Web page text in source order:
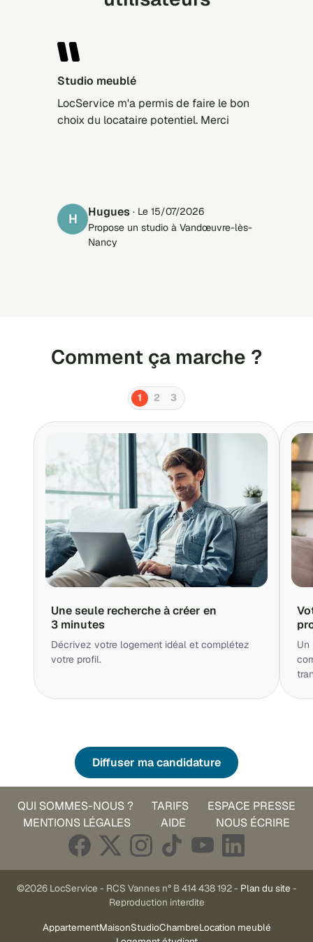
Studio meublé
LocService m'a permis de faire le bon
choix du locataire potentiel. Merci
H Hugues · Le 15/07/2026
Propose un studio à Vandœuvre-lès-
Nancy
Comment ça marche ?
1 2 3
Une seule recherche à créer en
3 minutes
Décrivez votre logement idéal et complétez
votre profil.
Un
Diffuser ma candidature
QUI SOMMES-NOUS ? TARIFS
ESPACE PRESSE
MENTIONS LÉGALES
AIDE NOUS ÉCRIRE
©2026 LocService - RCS Vannes n° B 414 438 192 - Plan du site -
Reproduction interdite
AppartementMaisonStudioChambreLocation meublé